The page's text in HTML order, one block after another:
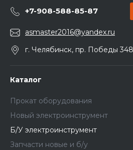
+7-908-588-85-87
asmaster2016@yandex.ru
г. Челябинск, пр. Победы 348
Каталог
Прокат оборудования
Новый электроинструмент
Б/У электроинструмент
Запчасти новые и б/у